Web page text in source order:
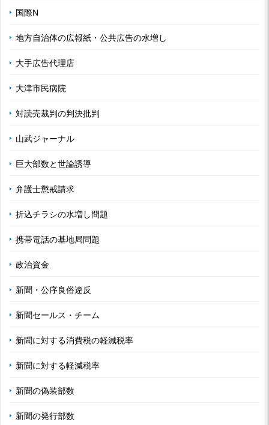
国際N
地方自治体の広報紙・公共広告の水増し
大手広告代理店
大津市民病院
対読売裁判の判決批判
山武ジャーナル
巨大部数と世論誘導
弁護士懲戒請求
折込チラシの水増し問題
携帯電話の基地局問題
政治資金
新聞・公序良俗違反
新聞セールス・チーム
新聞に対する消費税の軽減税率
新聞に対する軽減税率
新聞の偽装部数
新聞の発行部数